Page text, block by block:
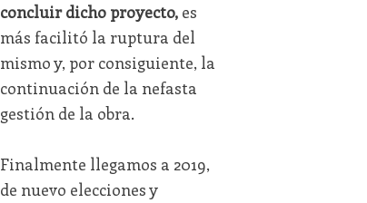
concluir dicho proyecto,es
más facilitó la ruptura del
mismo y, por consiguiente, la
continuación de la nefasta
gestión de la obra.
Finalmente llegamos a 2019,
de nuevo elecciones y